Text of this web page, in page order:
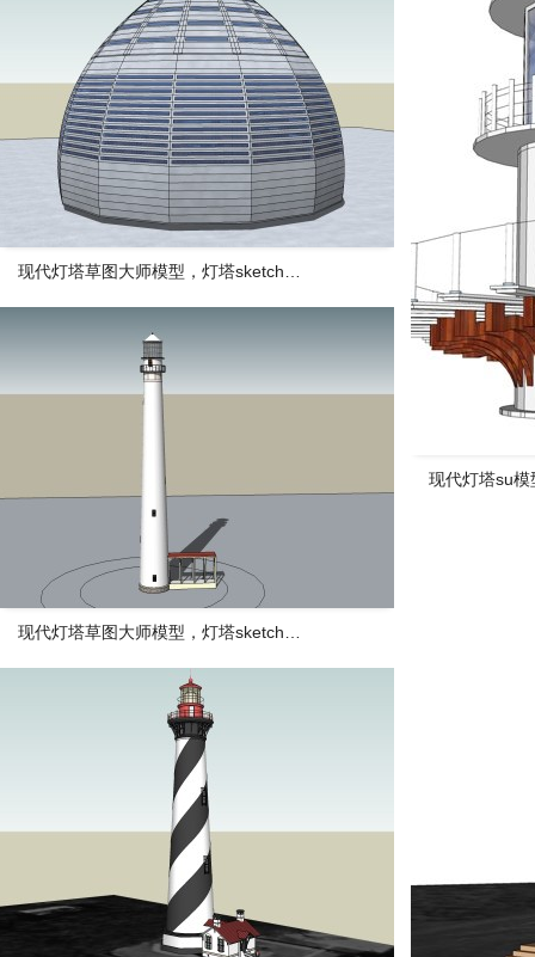
现代灯塔草图大师模型，灯塔sketchup模型下载
现代灯塔草图大师模型，灯塔sketchup模型下载
现代灯塔su模